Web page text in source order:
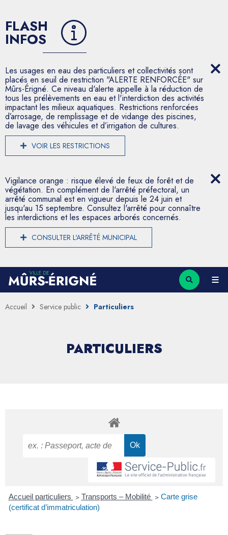
FLASH
INFOS
Les usages en eau des particuliers et collectivités sont
placés en seuil de restriction "ALERTE RENFORCÉE" sur
Mûrs-Érigné. Ce niveau d'alerte appelle à la réduction de
tous les prélèvements en eau et l'interdiction des activités
impactant les milieux aquatiques. Restrictions renforcées
d’arrosage, de remplissage et de vidange des piscines,
de lavage des véhicules et d’irrigation de cultures.
VOIR LES RESTRICTIONS
Vigilance orange : risque élevé de feux de forêt et de
végétation. En complément de l'arrêté préfectoral, un
arrêté communal est en vigueur depuis le 24 juin et
jusqu'au 15 septembre. Consultez l'arrêté pour connaître
les interdictions et les espaces arborés concernés.
CONSULTER L'ARRÊTÉ MUNICIPAL
Accueil Service public Particuliers
PARTICULIERS
Accueil particuliers > Transports – Mobilité > Carte grise
(certificat d’immatriculation)